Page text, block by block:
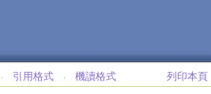
‧ 引用格式 ‧ 機讀格式 列印本頁